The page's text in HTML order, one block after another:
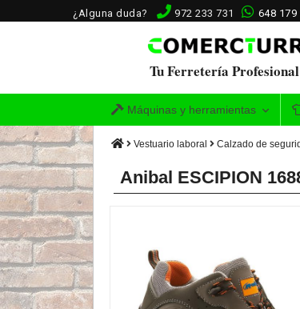
¿Alguna duda? 972 233 731 648 179
Tu Ferretería
Máquinas y herramientas
Vestuario laboral Calzado de
Anibal ESCIPION